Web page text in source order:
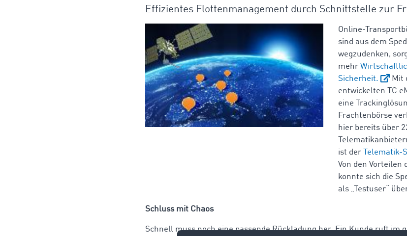
Effizientes Flottenmanagement durch Schnittstelle zur
Online-
sind aus dem
wegzudenken,
mehr
Sicherheit.
Mit
entwickelten TC
eine
Frachtenbörse
hier bereits über
ist der
Telematik-
Von den Vorteilen
konnte sich die
als „Testuser“
Schluss mit Chaos
Schnell muss noch eine passende Rückladung her. Ein Kunde ruft im